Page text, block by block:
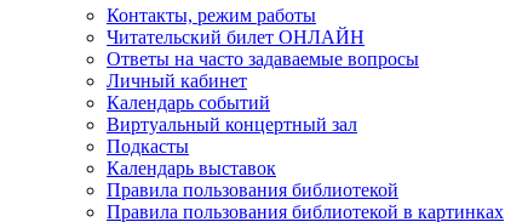
Контакты, режим работы
Читательский билет ОНЛАЙН
Ответы на часто задаваемые вопросы
Личный кабинет
Календарь событий
Виртуальный концертный зал
Подкасты
Календарь выставок
Правила пользования библиотекой
Правила пользования библиотекой в картинках